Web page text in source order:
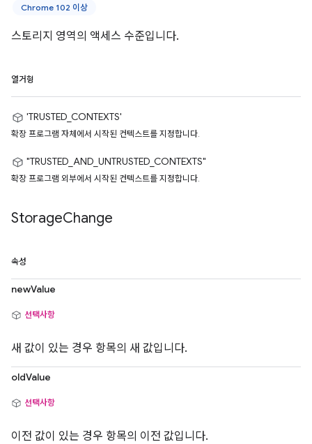
Chrome 102 이상
스토리지 영역의 액세스 수준입니다.
열거형
'TRUSTED_CONTEXTS'
확장 프로그램 자체에서 시작된 컨텍스트를 지정합니다.
"TRUSTED_AND_UNTRUSTED_CONTEXTS"
확장 프로그램 외부에서 시작된 컨텍스트를 지정합니다.
StorageChange
속성
newValue
선택사항
새 값이 있는 경우 항목의 새 값입니다.
oldValue
선택사항
이전 값이 있는 경우 항목의 이전 값입니다.